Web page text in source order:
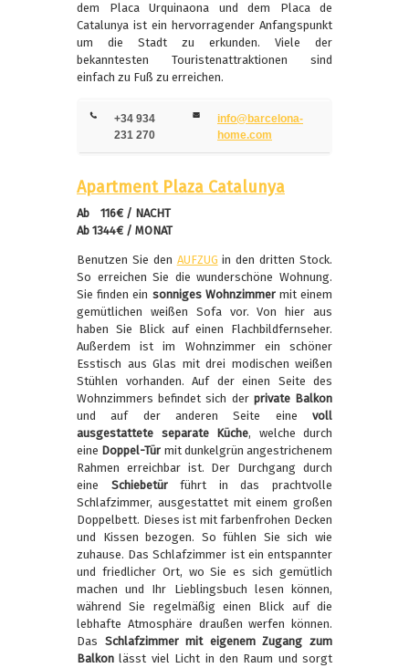
dem Placa Urquinaona und dem Placa de
Catalunya ist ein hervorragender Anfangspunkt
um die Stadt zu erkunden. Viele der
bekanntesten Touristenattraktionen sind
einfach zu Fuß zu erreichen.
+34 934
231 270
info@barcelona-
home.com
Apartment Plaza Catalunya
Ab 116€ / NACHT
Ab 1344€ / MONAT
Benutzen Sie den AUFZUG in den dritten Stock.
So erreichen Sie die wunderschöne Wohnung.
Sie finden ein sonniges Wohnzimmermit einem
gemütlichen weißen Sofa vor. Von hier aus
haben Sie Blick auf einen Flachbildfernseher.
Außerdem ist im Wohnzimmer ein schöner
Esstisch aus Glas mit drei modischen weißen
Stühlen vorhanden. Auf der einen Seite des
Wohnzimmers befindet sich der private Balkon
und auf der anderen Seite eine voll
ausgestattete separate Küche, welche durch
eine Doppel-Tür mit dunkelgrün angestrichenem
Rahmen erreichbar ist. Der Durchgang durch
eine Schiebetürführt in das prachtvolle
Schlafzimmer, ausgestattet mit einem großen
Doppelbett. Dieses ist mit farbenfrohen Decken
und Kissen bezogen. So fühlen Sie sich wie
zuhause. Das Schlafzimmer ist ein entspannter
und friedlicher Ort, wo Sie es sich gemütlich
machen und Ihr Lieblingsbuch lesen können,
während Sie regelmäßig einen Blick auf die
lebhafte Atmosphäre draußen werfen können.
Das Schlafzimmer mit eigenem Zugang zum
Balkon lässt viel Licht in den Raum und sorgt